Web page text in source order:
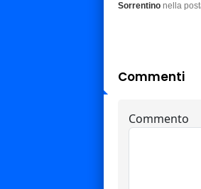
Sorrentino nella
Commenti